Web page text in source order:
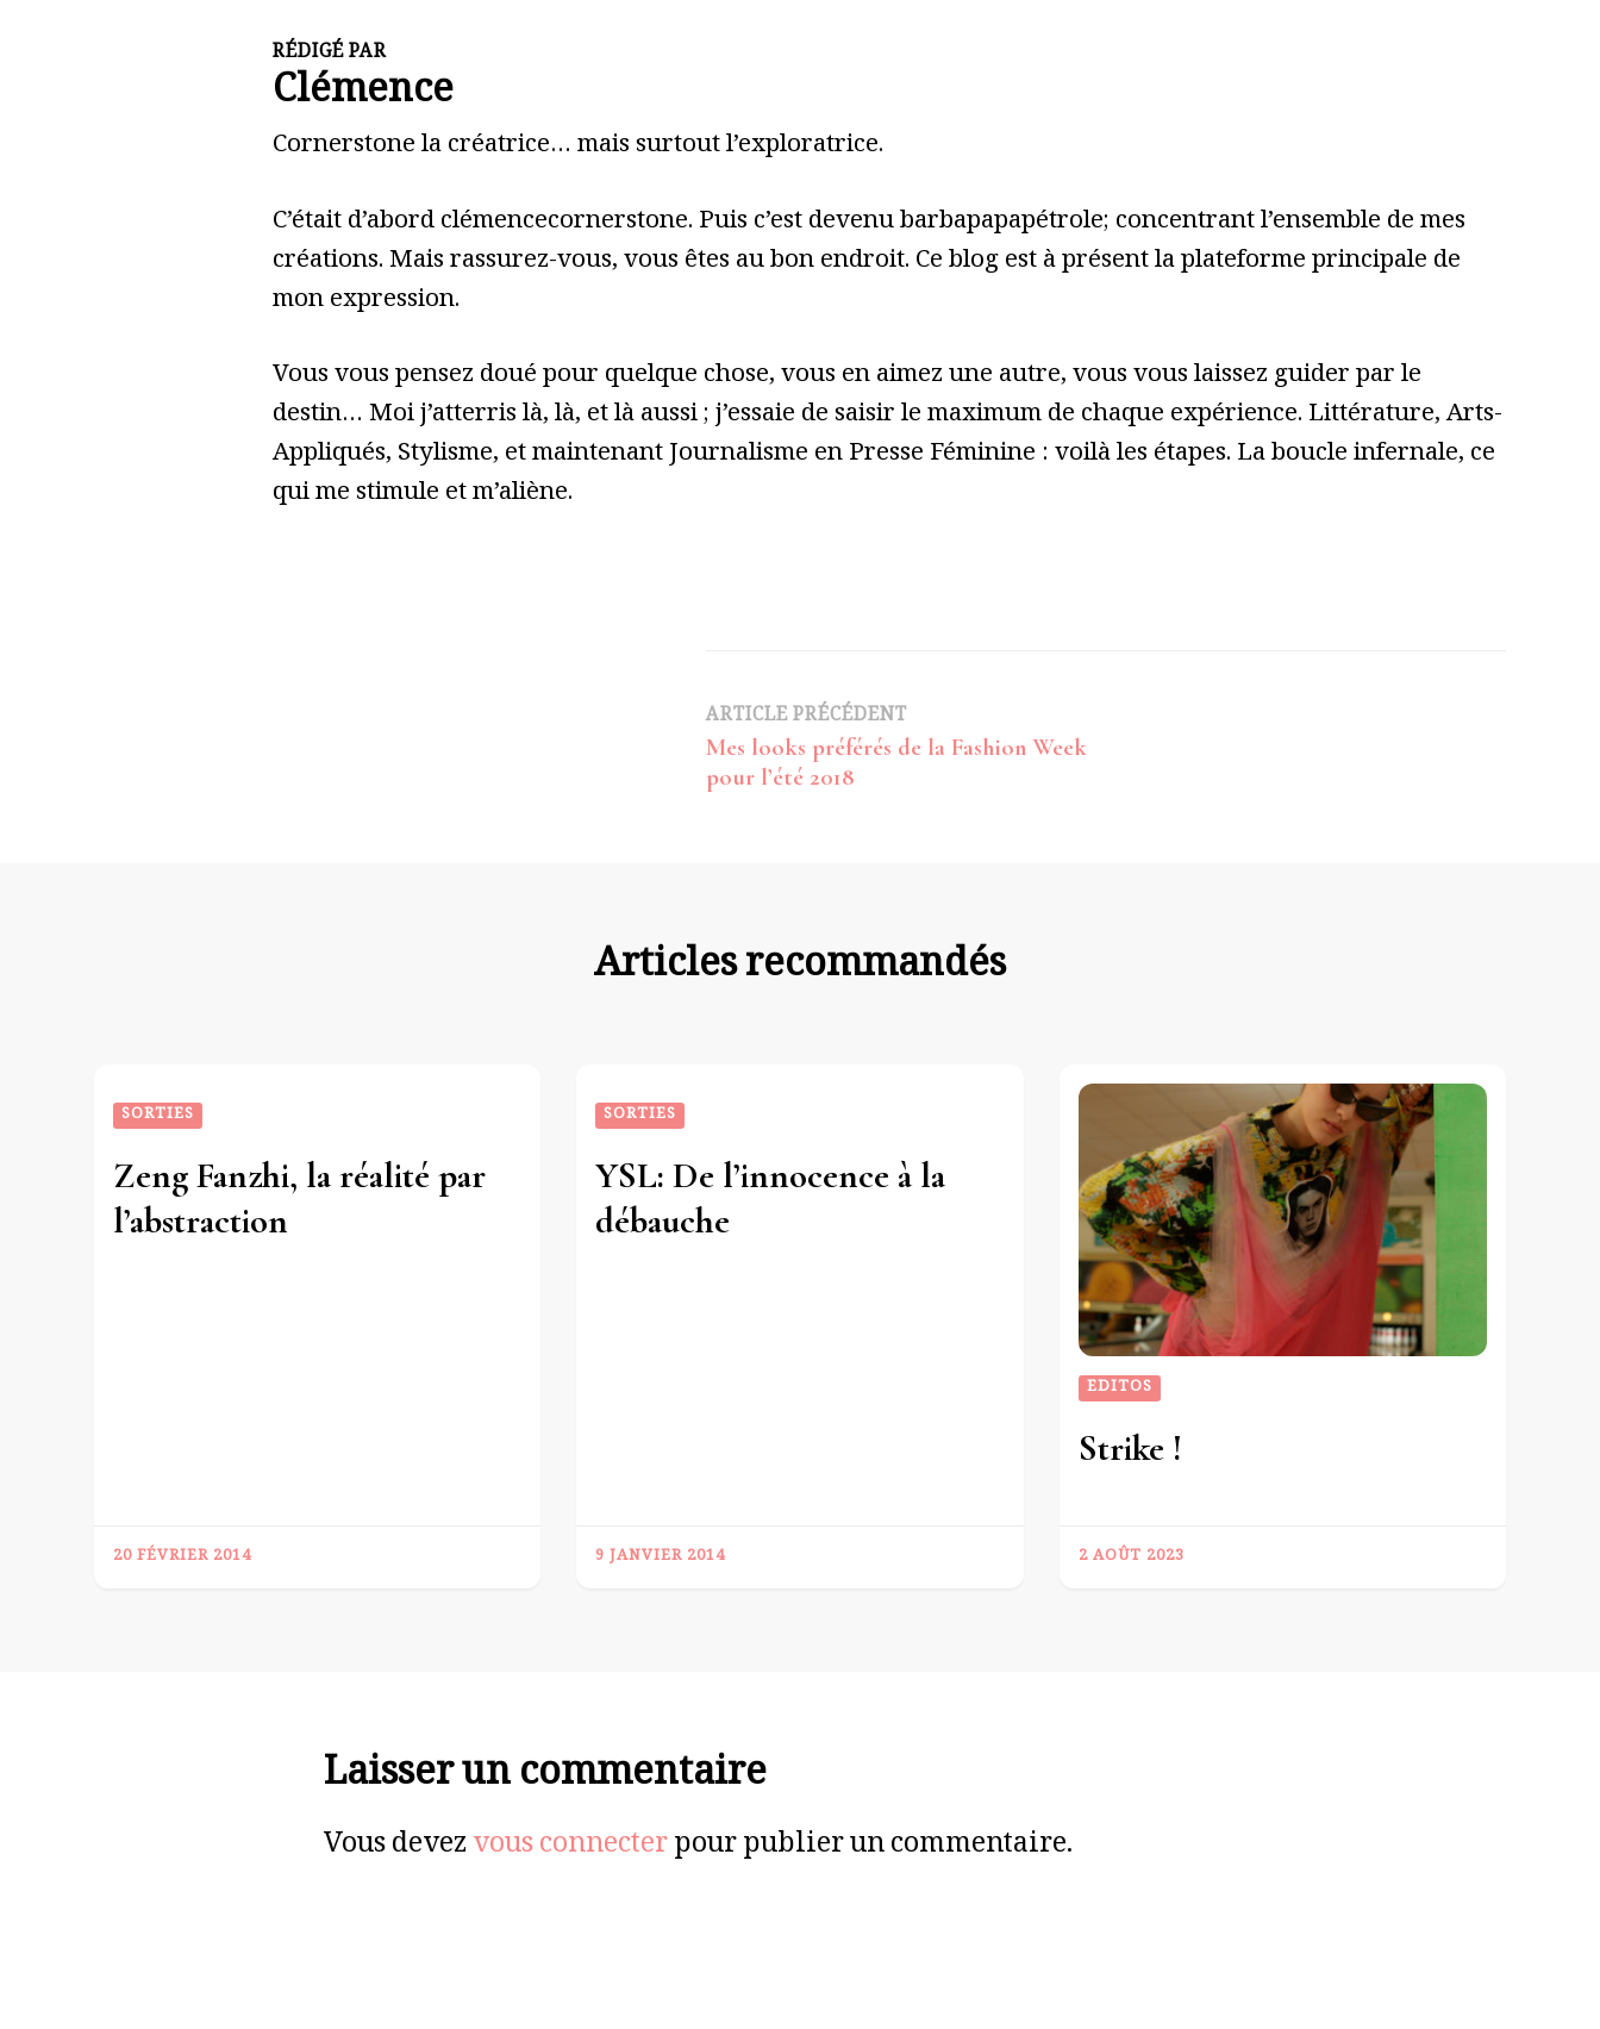
RÉDIGÉ PAR
Clémence
Cornerstone la créatrice… mais surtout l’exploratrice.
C’était d’abord clémencecornerstone. Puis c’est devenu barbapapapétrole; concentrant l’ensemble de mes
créations. Mais rassurez-vous, vous êtes au bon endroit. Ce blog est à présent la plateforme principale de
mon expression.
Vous vous pensez doué pour quelque chose, vous en aimez une autre, vous vous laissez guider par le
destin… Moi j’atterris là, là, et là aussi ; j’essaie de saisir le maximum de chaque expérience. Littérature, Arts-
Appliqués, Stylisme, et maintenant Journalisme en Presse Féminine : voilà les étapes. La boucle infernale, ce
qui me stimule et m’aliène.
Navigation
d’article
ARTICLE PRÉCÉDENT
Mes looks préférés de la Fashion Week
pour l’été 2018
Articles recommandés
SORTIES
Zeng Fanzhi, la réalité par
l’abstraction
20 FÉVRIER 2014
SORTIES
YSL: De l’innocence à la
débauche
9 JANVIER 2014
EDITOS
Strike !
2 AOÛT 2023
Laisser un commentaire
Vous devezvous connecterpour publier un commentaire.